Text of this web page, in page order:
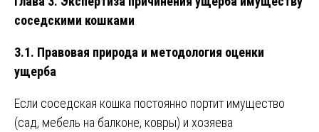
соседскими кошками
3.1. Правовая природа и методология оценки
ущерба
Если соседская кошка постоянно портит имущество
(сад, мебель на балконе, ковры) и хозяева